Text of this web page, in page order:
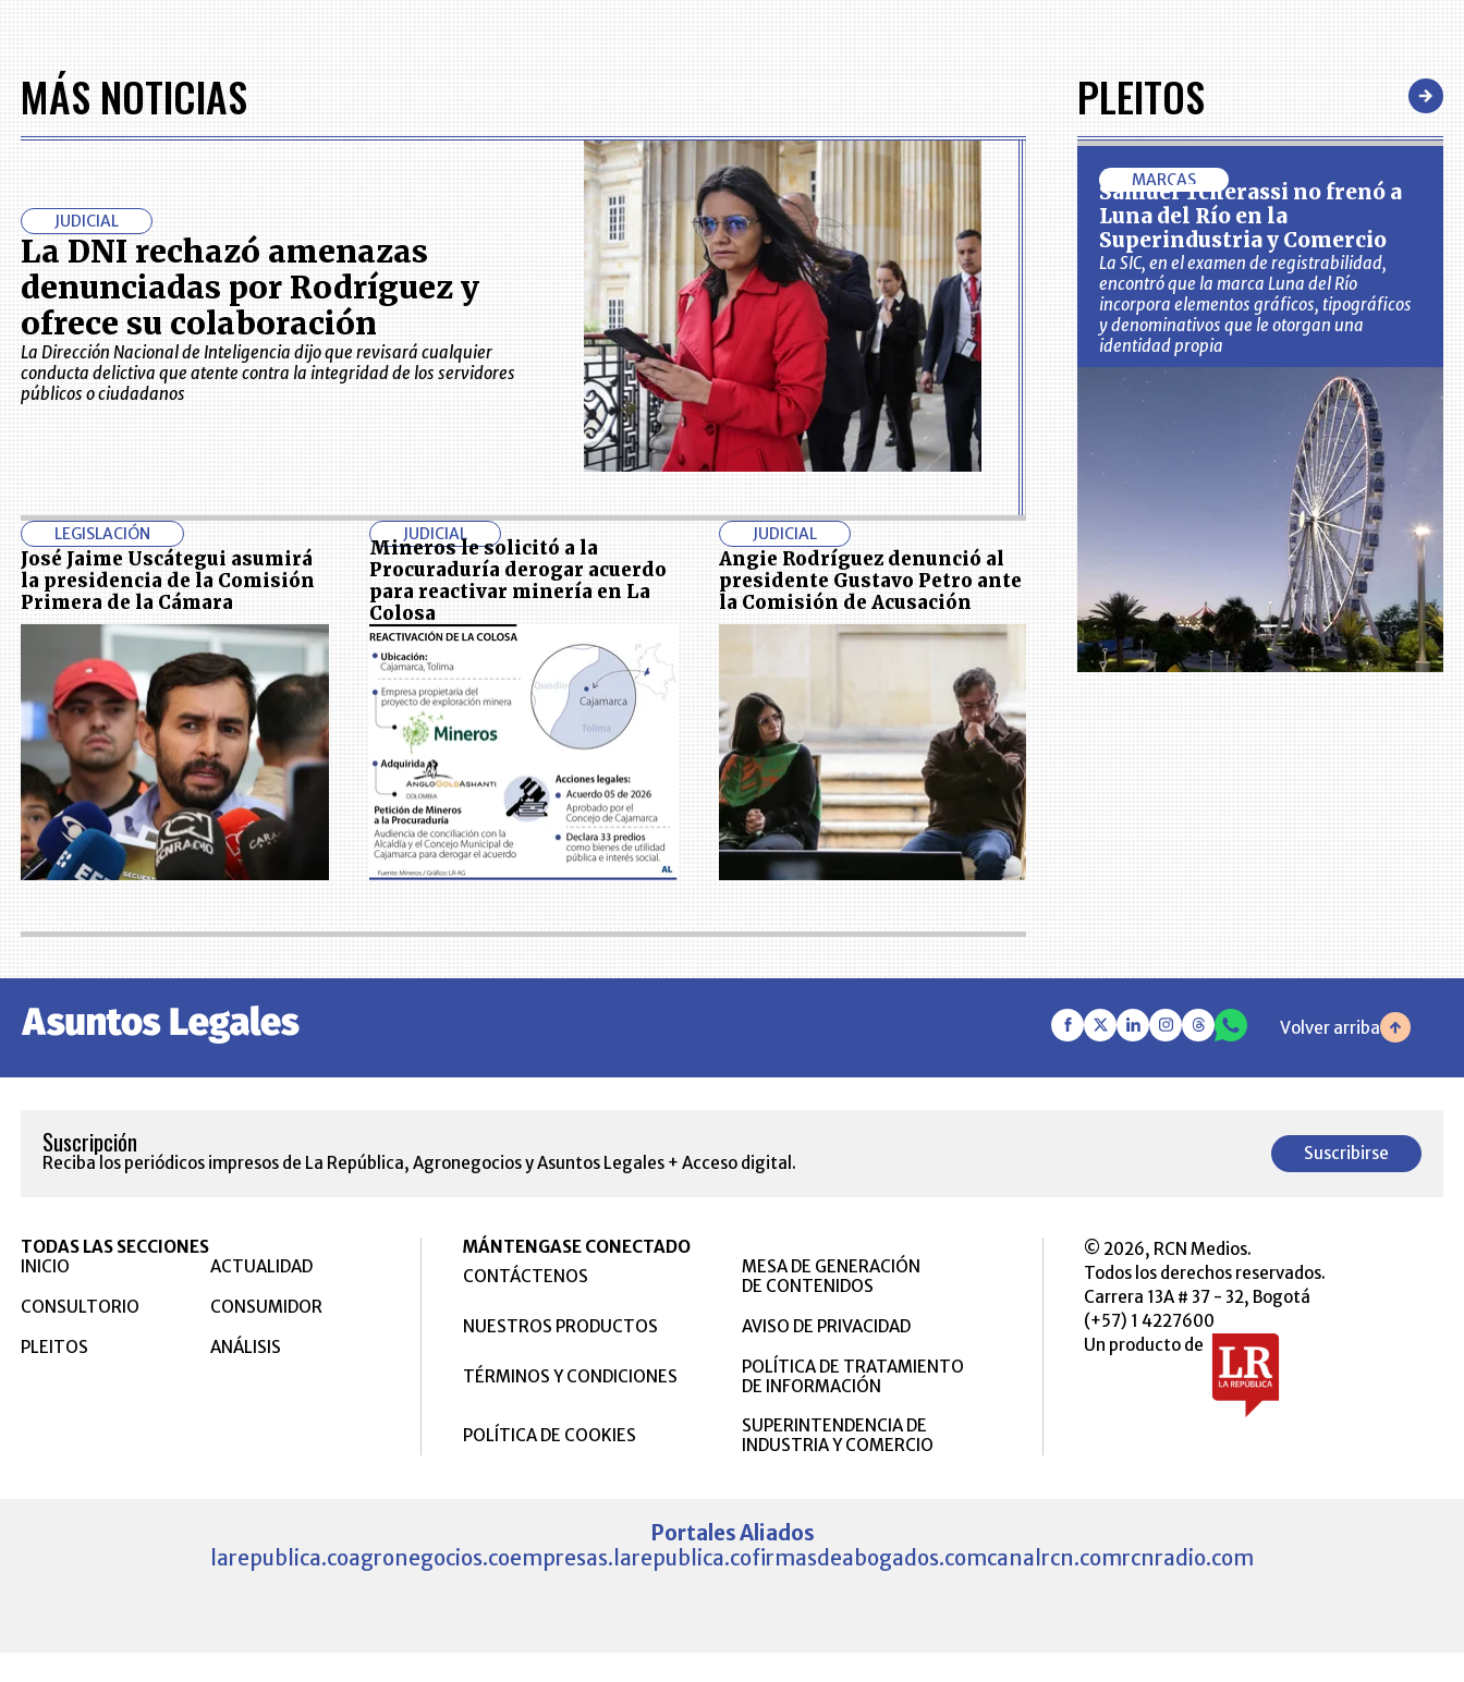
MÁS NOTICIAS
JUDICIAL
La DNI rechazó amenazas
denunciadas por Rodríguez y
ofrece su colaboración
La Dirección Nacional de Inteligencia dijo que revisará cualquier
conducta delictiva que atente contra la integridad de los servidores
públicos o ciudadanos
LEGISLACIÓN
José Jaime Uscátegui asumirá
la presidencia de la Comisión
Primera de la Cámara
JUDICIAL
Mineros le solicitó a la
Procuraduría derogar acuerdo
para reactivar minería en La
Colosa
JUDICIAL
Angie Rodríguez denunció al
presidente Gustavo Petro ante
la Comisión de Acusación
PLEITOS
MARCAS
Samuel Tcherassi no frenó a
Luna del Río en la
Superindustria y Comercio
La SIC, en el examen de registrabilidad,
encontró que la marca Luna del Río
incorpora elementos gráficos, tipográficos
y denominativos que le otorgan una
identidad propia
Volver arriba
Suscripción
Reciba los periódicos impresos de La República, Agronegocios y Asuntos Legales + Acceso digital. Suscribirse
TODAS LAS SECCIONES
INICIO
ACTUALIDAD
CONSULTORIO
CONSUMIDOR
PLEITOS
ANÁLISIS
MÁNTENGASE CONECTADO
CONTÁCTENOS
MESA DE GENERACIÓN
DE CONTENIDOS
NUESTROS PRODUCTOS
AVISO DE PRIVACIDAD
TÉRMINOS Y CONDICIONES
POLÍTICA DE TRATAMIENTO
DE INFORMACIÓN
POLÍTICA DE COOKIES
SUPERINTENDENCIA DE
INDUSTRIA Y COMERCIO
© 2026, RCN Medios.
Todos los derechos reservados.
Carrera 13A # 37 - 32, Bogotá
(+57) 1 4227600
Un producto de
Portales Aliados
larepublica.coagronegocios.coempresas.larepublica.cofirmasdeabogados.comcanalrcn.comrcnradio.com